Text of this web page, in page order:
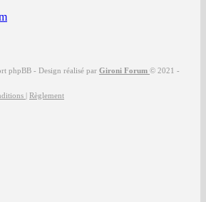
phpBB - Design réalisé par Gironi Forum © 2021 -
Règlement